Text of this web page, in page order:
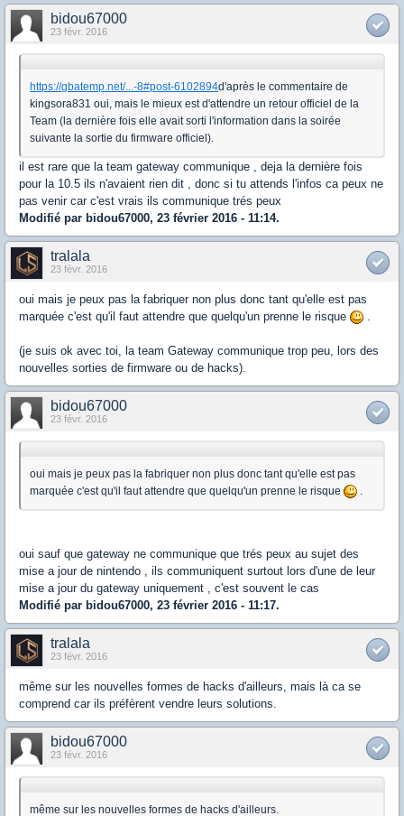
bidou67000
23 févr. 2016
https://gbatemp.net/...-8#post-6102894d'après le commentaire de
kingsora831 oui, mais le mieux est d'attendre un retour officiel de la
Team (la dernière fois elle avait sorti l'information dans la soirée
suivante la sortie du firmware officiel).
il est rare que la team gateway communique , deja la dernière fois
pour la 10.5 ils n'avaient rien dit , donc si tu attends l'infos ca peux ne
pas venir car c'est vrais ils communique trés peux
Modifié par bidou67000, 23 février 2016 - 11:14.
tralala
23 févr. 2016
oui mais je peux pas la fabriquer non plus donc tant qu'elle est pas
marquée c'est qu'il faut attendre que quelqu'un prenne le risque
(je suis ok avec toi, la team Gateway communique trop peu, lors des
nouvelles sorties de firmware ou de hacks).
bidou67000
23 févr. 2016
oui mais je peux pas la fabriquer non plus donc tant qu'elle est pas
marquée c'est qu'il faut attendre que quelqu'un prenne le risque
.
oui sauf que gateway ne communique que trés peux au sujet des
mise a jour de nintendo , ils communiquent surtout lors d'une de leur
mise a jour du gateway uniquement , c'est souvent le cas
Modifié par bidou67000, 23 février 2016 - 11:17.
tralala
23 févr. 2016
même sur les nouvelles formes de hacks d'ailleurs, mais là ca se
comprend car ils préfèrent vendre leurs solutions.
bidou67000
23 févr. 2016
même sur les nouvelles formes de hacks d'ailleurs.